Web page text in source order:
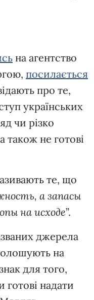
на агентство
посилається
про те,
українських
чи різко
також не готові
те, що
а запасы
на исходе”.
джерела
на
для того,
готові надати